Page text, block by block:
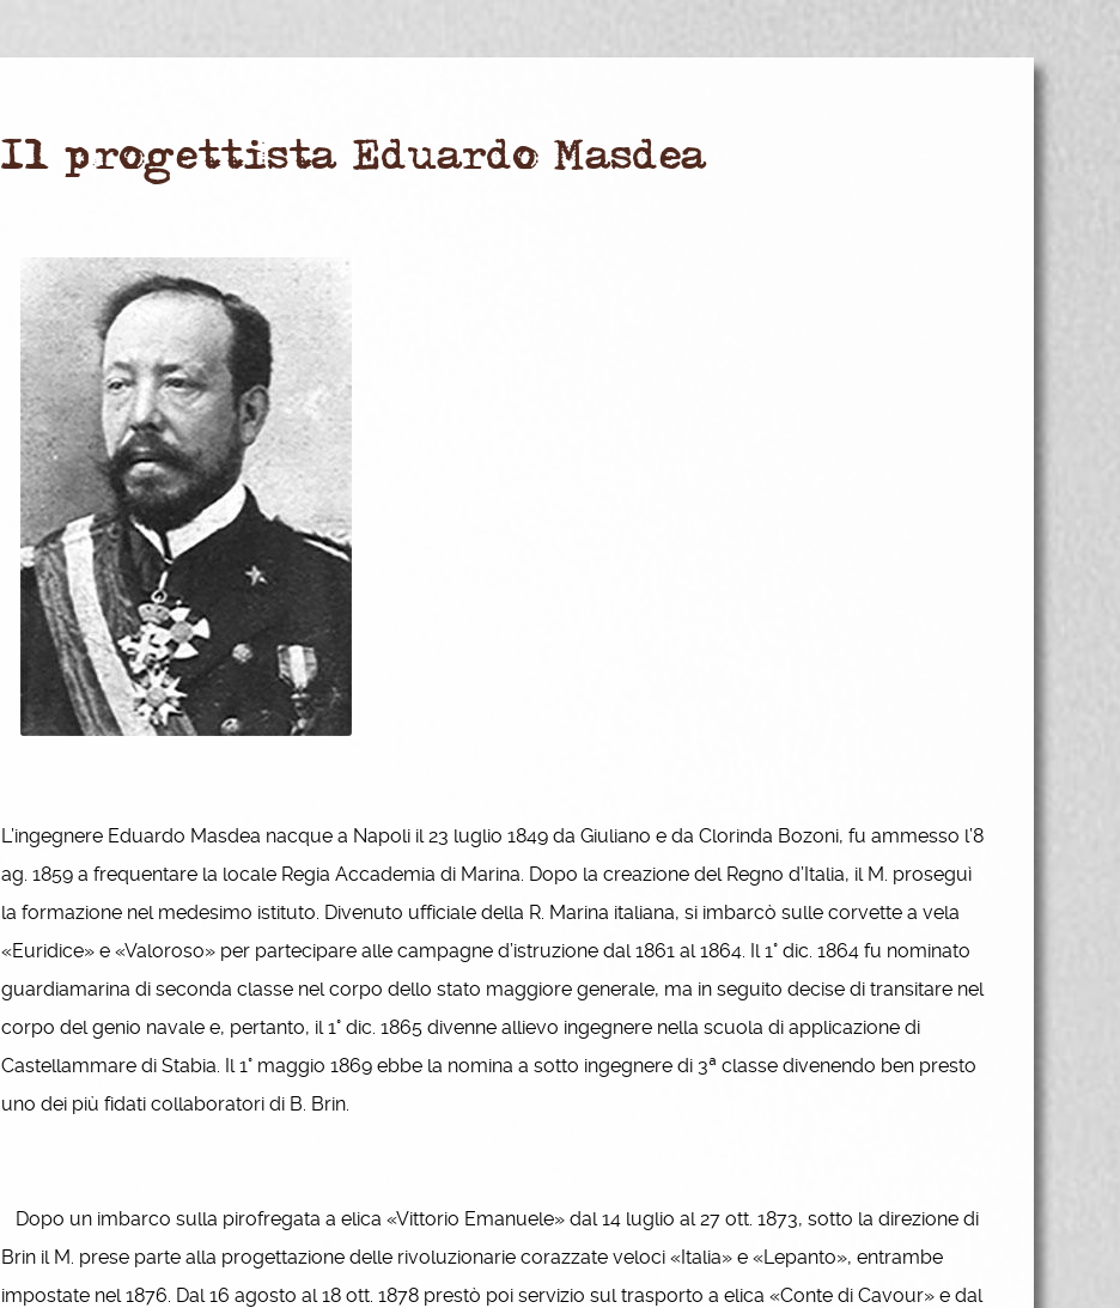
Il progettista Eduardo Masdea
L’ingegnere Eduardo Masdea nacque a Napoli il 23 luglio 1849 da Giuliano e da Clorinda Bozoni, fu ammesso l’8
ag. 1859 a frequentare la locale Regia Accademia di Marina. Dopo la creazione del Regno d’Italia, il M. proseguì
la formazione nel medesimo istituto. Divenuto ufficiale della R. Marina italiana, si imbarcò sulle corvette a vela
«Euridice» e «Valoroso» per partecipare alle campagne d’istruzione dal 1861 al 1864. Il 1° dic. 1864 fu nominato
guardiamarina di seconda classe nel corpo dello stato maggiore generale, ma in seguito decise di transitare nel
corpo del genio navale e, pertanto, il 1° dic. 1865 divenne allievo ingegnere nella scuola di applicazione di
Castellammare di Stabia. Il 1° maggio 1869 ebbe la nomina a sotto ingegnere di 3ª classe divenendo ben presto
uno dei più fidati collaboratori di B. Brin.
Dopo un imbarco sulla pirofregata a elica «Vittorio Emanuele» dal 14 luglio al 27 ott. 1873, sotto la direzione di
Brin il M. prese parte alla progettazione delle rivoluzionarie corazzate veloci «Italia» e «Lepanto», entrambe
impostate nel 1876. Dal 16 agosto al 18 ott. 1878 prestò poi servizio sul trasporto a elica «Conte di Cavour» e dal